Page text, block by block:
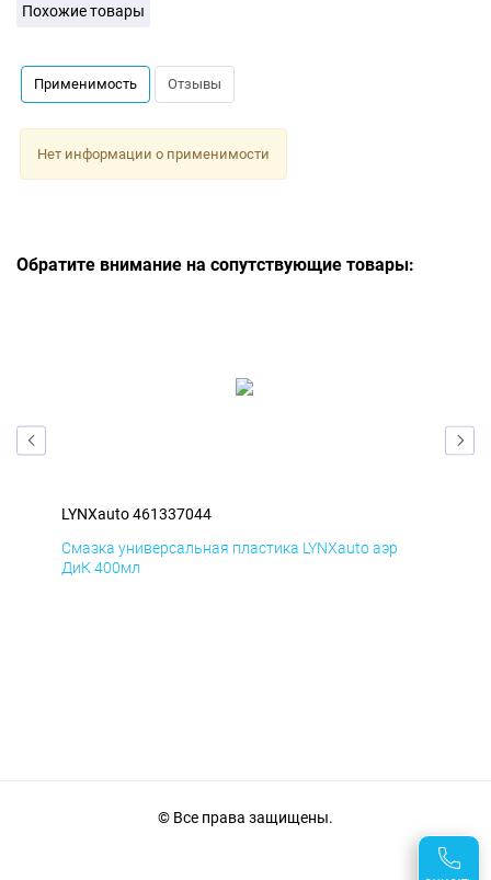
Похожие товары
Применимость Отзывы
Нет информации о применимости
Обратите внимание на сопутствующие товары:
LYNXauto 461337044
Смазка универсальная пластика LYNXauto аэр
ДиК 400мл
© Все права защищены.